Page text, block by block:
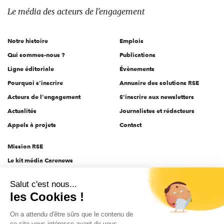
des
l'engagement
Le média des acteurs de l'engagement
Notre histoire
Qui sommes-nous ?
Ligne éditoriale
Pourquoi s'inscrire
Acteurs de l'engagement
Actualités
Appels à projets
Emplois
Publications
Évènements
Annuaire des solutions RSE
S'inscrire aux newsletters
Journalistes et rédacteurs
Contact
Mission RSE
Le kit média Carenews
AEF info
Novethic
PRODURABLE
Salut c'est nous...
les Cookies !
On a attendu d'être sûrs que le contenu de